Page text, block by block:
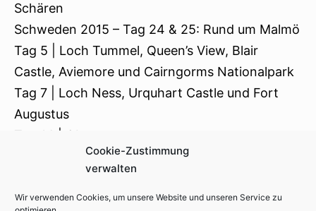
Cookie-Zustimmung
verwalten
Wir verwenden Cookies, um unsere Website und unseren Service zu
Schären
Schweden 2015 – Tag 24 & 25: Rund um Malmö
Tag 5 | Loch Tummel, Queen’s View, Blair
Castle, Aviemore und Cairngorms Nationalpark
Tag 7 | Loch Ness, Urquhart Castle und Fort
Augustus
Tag 14 | Oban
Österreich Rundreise – Tag 4 (Zugspitze)